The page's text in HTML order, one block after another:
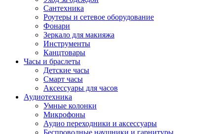
Сантехника
Роутеры и сетевое оборудование
Фонари
Зеркало для макияжа
Инструменты
Канцтовары
Часы и браслеты
Детские часы
Смарт часы
Аксессуары для часов
Аудиотехника
Умные колонки
Микрофоны
Аудио переходники и аксессуары
Беспроводные наушники и гарнитуры